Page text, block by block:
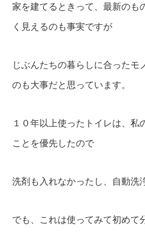
家を建てるときって、最新のも
く見えるのも事実ですが
じぶんたちの暮らしに合ったモ
のも大事だと思っています。
１０年以上使ったトイレは、私
ことを優先したので
洗剤も入れなかったし、自動洗
でも、これは使ってみて初めて